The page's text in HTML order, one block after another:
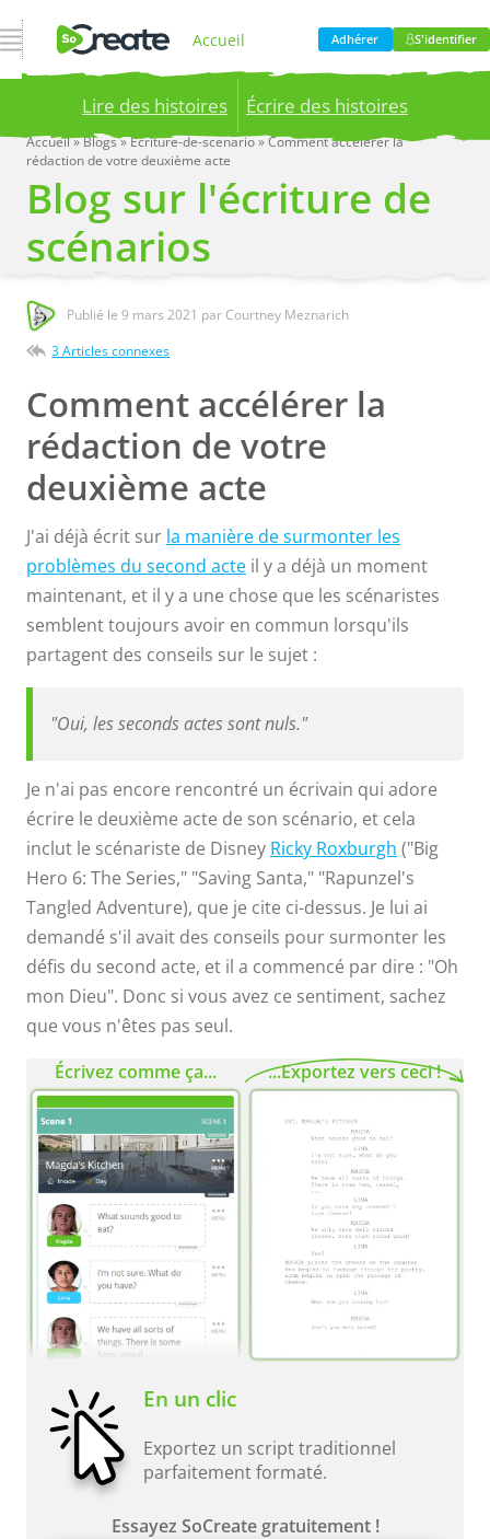
Ouvrir la navigation Accueil
Produit
Tarification
Adhérer S'identifier
Lire des histoires Écrire des histoires
Publish your stories to a global audience.
now!
Accueil»Blogs»Ecriture-de-scenario»Comment accélérer la
rédaction de votre deuxième acte
Blog sur l'écriture de
scénarios
Publié le9 mars 2021 par Courtney Meznarich
3 Articles connexes
Comment accélérer la
rédaction de votre
deuxième acte
J'ai déjà écrit sur la manière de surmonter les
problèmes du second acte il y a déjà un moment
maintenant, et il y a une chose que les scénaristes
semblent toujours avoir en commun lorsqu'ils
partagent des conseils sur le sujet :
"Oui, les seconds actes sont nuls."
Je n'ai pas encore rencontré un écrivain qui adore
écrire le deuxième acte de son scénario, et cela
inclut le scénariste de Disney Ricky Roxburgh ("Big
Hero 6: The Series," "Saving Santa," "Rapunzel's
Tangled Adventure), que je cite ci-dessus. Je lui ai
demandé s'il avait des conseils pour surmonter les
défis du second acte, et il a commencé par dire : "Oh
mon Dieu". Donc si vous avez ce sentiment, sachez
que vous n'êtes pas seul.
En un clic
Exportez un script traditionnel
parfaitement formaté.
Essayez SoCreate gratuitement !
Écrivez comme ça... ...Exportez vers ceci !